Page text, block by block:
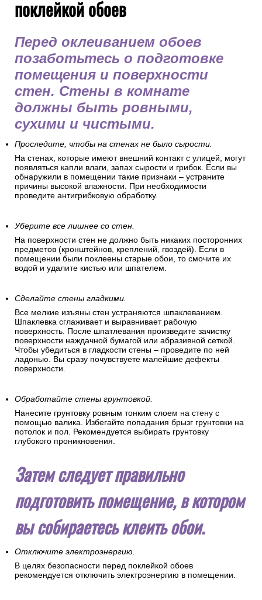
поклейкой обоев
Перед оклеиванием обоев
позаботьтесь о подготовке
помещения и поверхности
стен. Стены в комнате
должны быть ровными,
сухими и чистыми.
Проследите, чтобы на стенах не было сырости.
На стенах, которые имеют внешний контакт с улицей, могут
появляться капли влаги, запах сырости и грибок. Если вы
обнаружили в помещении такие признаки – устраните
причины высокой влажности. При необходимости
проведите антигрибковую обработку.
Уберите все лишнее со стен.
На поверхности стен не должно быть никаких посторонних
предметов (кронштейнов, креплений, гвоздей). Если в
помещении были поклеены старые обои, то смочите их
водой и удалите кистью или шпателем.
Сделайте стены гладкими.
Все мелкие изъяны стен устраняются шпаклеванием.
Шпаклевка сглаживает и выравнивает рабочую
поверхность. После шпатлевания произведите зачистку
поверхности наждачной бумагой или абразивной сеткой.
Чтобы убедиться в гладкости стены – проведите по ней
ладонью. Вы сразу почувствуете малейшие дефекты
поверхности.
Обработайте стены грунтовкой.
Нанесите грунтовку ровным тонким слоем на стену с
помощью валика. Избегайте попадания брызг грунтовки на
потолок и пол. Рекомендуется выбирать грунтовку
глубокого проникновения.
Затем следует правильно
подготовить помещение, в котором
вы собираетесь клеить обои.
Отключите электроэнергию.
В целях безопасности перед поклейкой обоев
рекомендуется отключить электроэнергию в помещении.